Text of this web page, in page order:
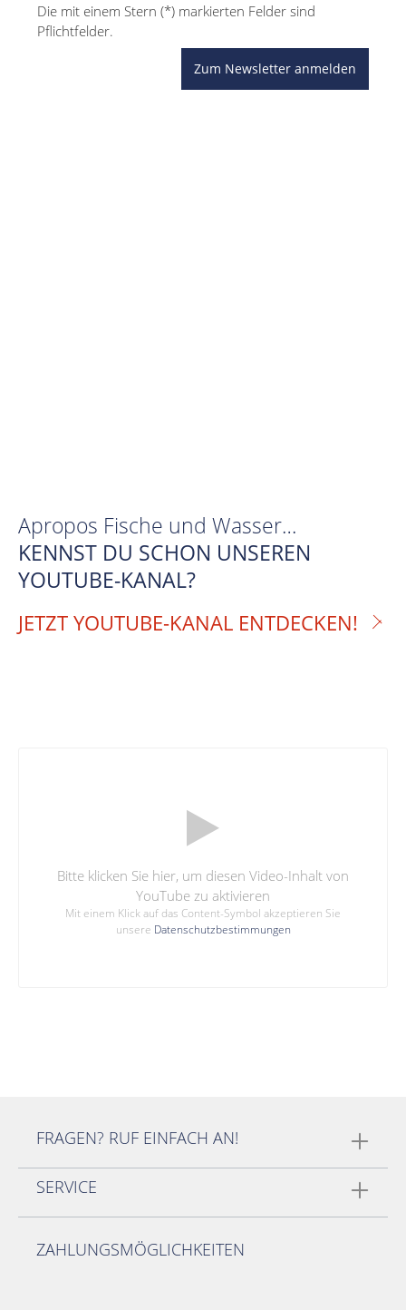
Die mit einem Stern (*) markierten Felder sind
Pflichtfelder.
Zum Newsletter anmelden
Apropos Fische und Wasser…
KENNST DU SCHON UNSEREN
YOUTUBE-KANAL?
JETZT YOUTUBE-KANAL ENTDECKEN!
Bitte klicken Sie hier, um diesen Video-Inhalt von
YouTube zu aktivieren
Mit einem Klick auf das Content-Symbol akzeptieren Sie
unsere Datenschutzbestimmungen
FRAGEN? RUF EINFACH AN!
SERVICE
ZAHLUNGSMÖGLICHKEITEN